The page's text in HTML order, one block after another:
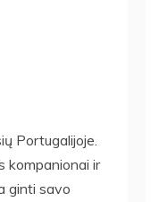
Portugalijoje.
kompanionai ir
ginti savo